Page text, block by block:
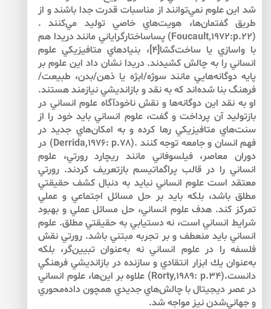
شد اين علوم نمي‌توانند از مناسبات قدرت جدا باشند و از
طريق گفتمان‌ها، هويت‌هاي خاصي توليد مي‌كنند .
(Foucault,1972:p.22) پساساختارگراياني مانند دريدا هم
با واسازي يا ساخت‌گشا[4]، بنيادهاي متافيزيكي علوم
انساني را به چالش كشيدند. دريدا نشان داد اين علوم بر
پايه دوگانه‌هايي مانند سوژه/ابژه يا ذهن/بدن، طبيعت/
فرهنگ بنا شده‌اند كه به نقد و بازانديشي‌ نيازمند هستند.
او به نقد اين دوگانه‌ها و نقش ناخودآگاه علوم انساني در
بازتوليد آن پرداخت و گفت، علوم انساني بايد خود را از
سنت‌هاي متافيزيكي رها كرده و به امكان‌هاي جديد در
فهم انسان و جامعه توجه كنند .(Derrida,1976: p.78) در
دوران معاصر، فيلسوفاني مانند ريچارد رورتي، علوم
انساني را در قالب پراگماتيسم بازتعريف كردند. رورتي
معتقد است علوم انساني نبايد به دنبال كشف حقيقتي
مطلق باشد، بلكه بايد بر حل مسائل اجتماعي و عملي
تمركز كند. هدف علوم انساني، حل مسائل عملي و بهبود
شرايط انساني است، نه دستيابي به حقيقتي مطلق. علوم
انساني بايد منعطف و بر تجربه مبتني باشد. رورتي نقش
فلسفه را در علوم انساني نه به‌عنوان تبيين‌گر، بلكه
به‌عنوان يك ابزار انتقادي و سازنده در بازانديشي فرهنگي
دانست.(Rorty,1989: p.34) علاوه بر اين‌ها، علوم انساني
در عصر ديجيتال با چالش‌هاي جديدي همچون داده‌محوري
و جهاني‌شدن نيز مواجه شد.